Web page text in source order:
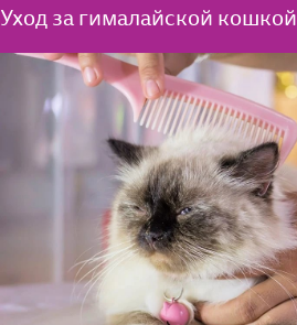
Уход за гималайской кошкой